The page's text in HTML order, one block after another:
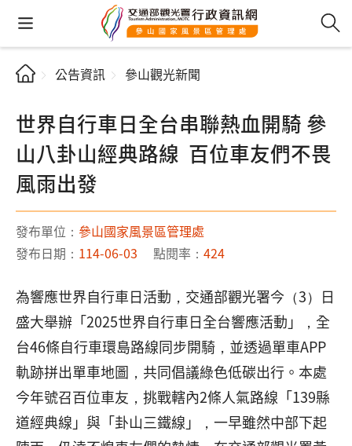
公告資訊 參山觀光新聞
世界自行車日全台串聯熱血開騎 參
山八卦山經典路線 百位車友們不畏
風雨出發
發布單位： 參山國家風景區管理處
發布日期： 114-06-03 點閱率： 424
為響應世界自行車日活動，交通部觀光署今（3）日
盛大舉辦「2025世界自行車日全台響應活動」，全
台46條自行車環島路線同步開騎，並透過單車APP
軌跡拼出單車地圖，共同倡議綠色低碳出行。本處
今年號召百位車友，挑戰轄內2條人氣路線「139縣
道經典線」與「卦山三鐵線」，一早雖然中部下起